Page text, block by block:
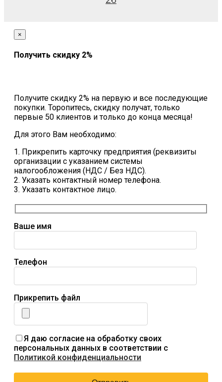
×
Получить скидку 2%
Получите скидку 2% на первую и все последующие
покупки. Торопитесь, скидку получат, только
первые 50 клиентов и только до конца месяца!
Для этого Вам необходимо:
1. Прикрепить карточку предприятия (реквизиты
организации с указанием системы
налогообложения (НДС / Без НДС).
2. Указать контактный номер телефона.
3. Указать контактное лицо.
Ваше имя
Телефон
Прикрепить файл
Я даю согласие на обработку своих
персональных данных в соответствии с
Политикой конфиденциальности